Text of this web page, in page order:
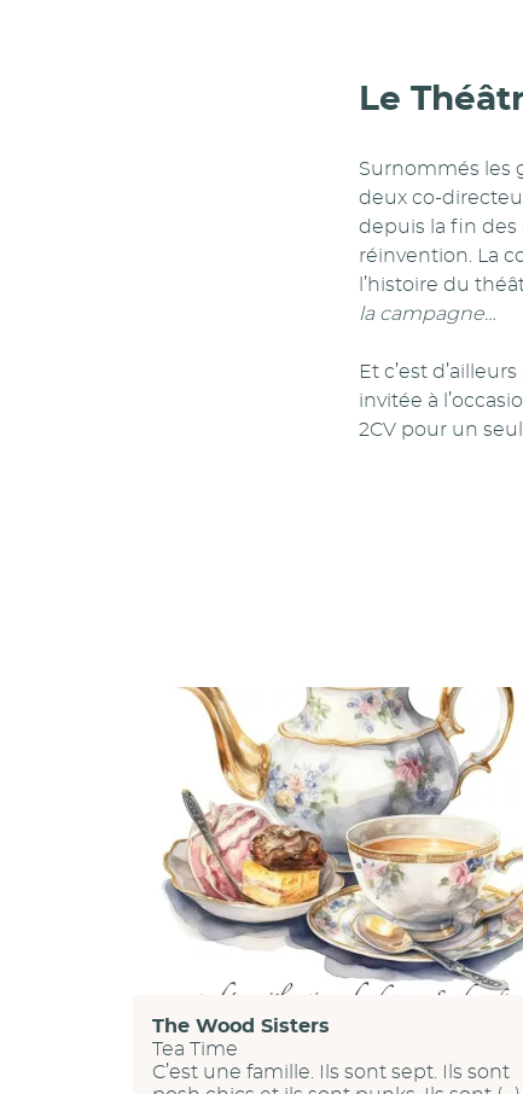
Le
Surnommés les
deux co-
depuis la fin des
réinvention. La
l’histoire du
la campagne…
Et c’est d’ailleurs
invitée à
2CV pour un
The Wood Sisters
Tea Time
C’est une famille. Ils sont sept. Ils sont